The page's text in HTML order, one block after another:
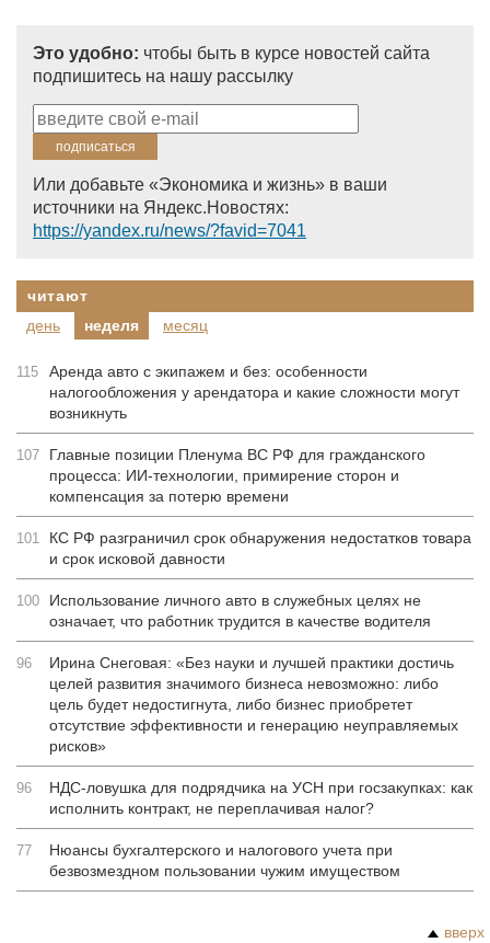
Это удобно: чтобы быть в курсе новостей сайта
подпишитесь на нашу рассылку
Или добавьте «Экономика и жизнь» в ваши
источники на Яндекс.Новостях:
https://yandex.ru/news/?favid=7041
читают
день
неделя месяц
115
Аренда авто с экипажем и без: особенности
налогообложения у арендатора и какие сложности могут
возникнуть
107
Главные позиции Пленума ВС РФ для гражданского
процесса: ИИ-технологии, примирение сторон и
компенсация за потерю времени
101
КС РФ разграничил срок обнаружения недостатков товара
и срок исковой давности
100
Использование личного авто в служебных целях не
означает, что работник трудится в качестве водителя
96
Ирина Снеговая: «Без науки и лучшей практики достичь
целей развития значимого бизнеса невозможно: либо
цель будет недостигнута, либо бизнес приобретет
отсутствие эффективности и генерацию неуправляемых
рисков»
96
НДС-ловушка для подрядчика на УСН при госзакупках: как
исполнить контракт, не переплачивая налог?
77
Нюансы бухгалтерского и налогового учета при
безвозмездном пользовании чужим имуществом
вверх